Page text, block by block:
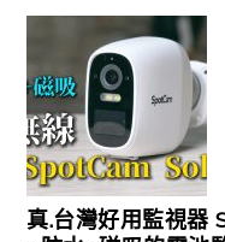
真.台灣好用監視器